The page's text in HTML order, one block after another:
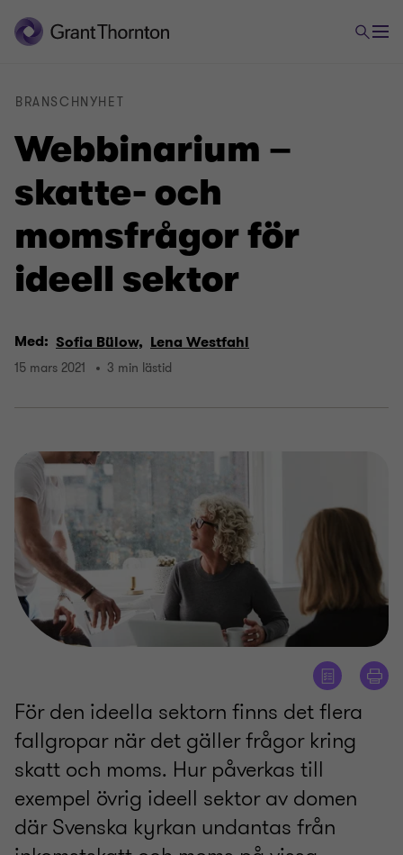
Webbinarium –
skatte- och
momsfrågor för
ideell sektor
BRANSCHNYHET
Med: Sofia Bülow, Lena Westfahl
15 mars 2021 3 min lästid
För den ideella sektorn finns det flera
fallgropar när det gäller frågor kring
skatt och moms. Hur påverkas till
exempel övrig ideell sektor av domen
där Svenska kyrkan undantas från